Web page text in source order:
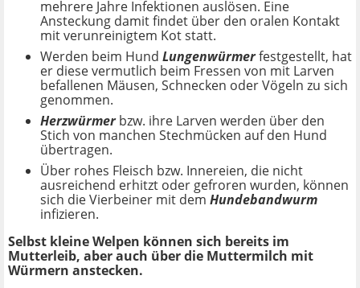
mehrere Jahre Infektionen auslösen. Eine
Ansteckung damit findet über den oralen Kontakt
mit verunreinigtem Kot statt.
Werden beim Hund Lungenwürmerfestgestellt, hat
er diese vermutlich beim Fressen von mit Larven
befallenen Mäusen, Schnecken oder Vögeln zu sich
genommen.
Herzwürmerbzw. ihre Larven werden über den
Stich von manchen Stechmücken auf den Hund
übertragen.
Über rohes Fleisch bzw. Innereien, die nicht
ausreichend erhitzt oder gefroren wurden, können
sich die Vierbeiner mit dem Hundebandwurm
infizieren.
Selbst kleine Welpen können sich bereits im
Mutterleib, aber auch über die Muttermilch mit
Würmern anstecken.